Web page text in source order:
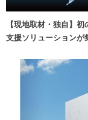
【現地取材・独自】
支援ソリューションが